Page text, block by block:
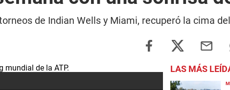
de Indian Wells y Miami, recuperó la cima
LAS MÁS